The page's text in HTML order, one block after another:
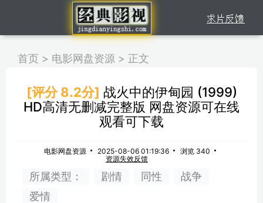
首页 > 电影网盘资源 > 正文
[评分 8.2分] 战火中的伊甸园 (1999)
HD高清无删减完整版 网盘资源可在线
观看可下载
电影网盘资源 2025-08-06 01:19:36
浏览 340
资源失效反馈
所属类型： 剧情 同性
战争
爱情